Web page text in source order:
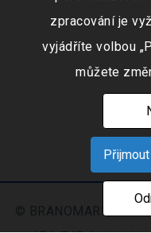
© BRANOMARKET
zpracování je
vyjádříte volbou
můžete